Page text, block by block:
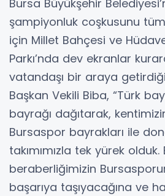
Bursa Büyükşehir
şampiyonluk coşkusunu
için Millet Bahçesi ve
Parkı’nda dev ekranlar
vatandaşı bir araya
Başkan Vekili Biba, “Türk
bayrağı dağıtarak,
Bursaspor bayrakları ile
takımımızla tek yürek olduk.
beraberliğimizin
başarıya taşıyacağına ve